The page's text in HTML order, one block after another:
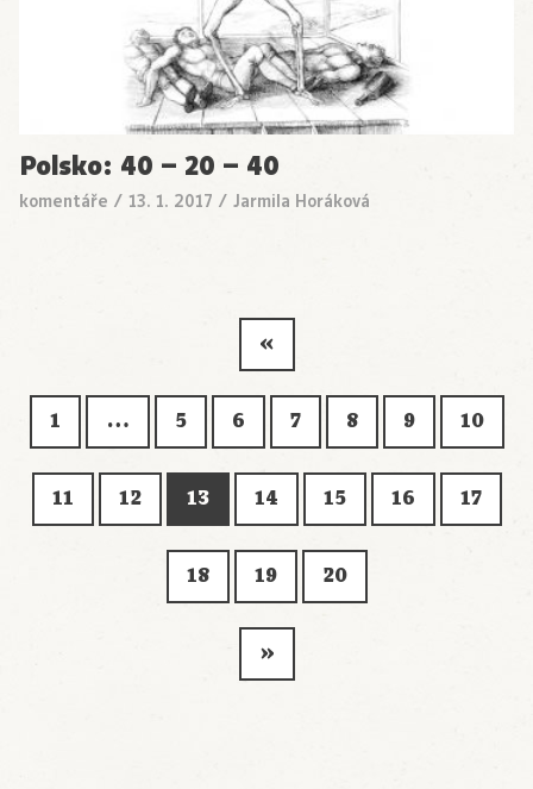
Polsko: 40 – 20 – 40
komentáře / 13. 1. 2017 / Jarmila Horáková
«
1 … 5 6 7 8 9 10
11 12 13 14 15 16 17
18 19 20
»